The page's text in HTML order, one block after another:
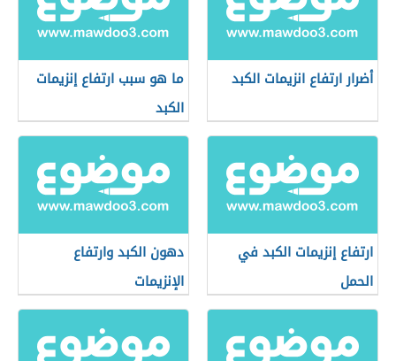
أضرار ارتفاع انزيمات الكبد
ما هو سبب ارتفاع إنزيمات
الكبد
ارتفاع إنزيمات الكبد في
الحمل
دهون الكبد وارتفاع
الإنزيمات